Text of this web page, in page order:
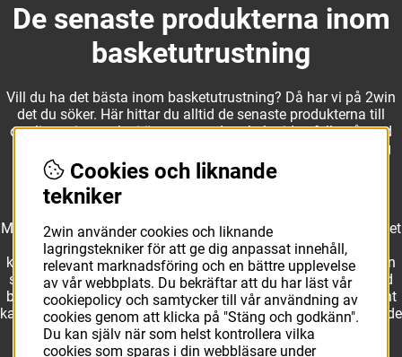
De senaste produkterna inom
basketutrustning
Vill du ha det bästa inom basketutrustning? Då har vi på 2win
det du söker. Här hittar du alltid de senaste produkterna till
otroliga priser, och vi är noga med att hela tiden fylla på med
nyheter i webbshopen. Det gör oss till ett naturligt val för dig
som vill ha utrustning som överträffar alla andra märken.
Med ett av Sveriges största kläd- och skosortiment inom basket
kan vi erbjuda allt som du eller din klubb behöver. Välj ut
kvalitativa basketbollar och basketskor från välkända märken
som Molten, Nike, Adidas och Spalding och komplettera med
basketkläder från Jordan. I vårt breda och prisvärda sortiment
kan vi erbjuda matchkläder som ger maximal rörelsefrihet, både
på och utanför planen. Oavsett vad du behöver för
basketutrustning kan du vara säker på att hitta den här.
Cookies och liknande
tekniker
2win använder cookies och liknande
lagringstekniker för att ge dig anpassat innehåll,
relevant marknadsföring och en bättre upplevelse
av vår webbplats. Du bekräftar att du har läst vår
cookiepolicy och samtycker till vår användning av
cookies genom att klicka på "Stäng och godkänn".
Du kan själv när som helst kontrollera vilka
cookies som sparas i din webbläsare under